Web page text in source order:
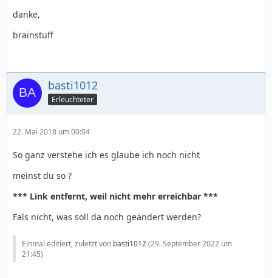
danke,
brainstuff
basti1012
Erleuchteter
22. Mai 2018 um 00:04
So ganz verstehe ich es glaube ich noch nicht
meinst du so ?
*** Link entfernt, weil nicht mehr erreichbar ***
Fals nicht, was soll da noch geändert werden?
Einmal editiert, zuletzt von basti1012(29. September 2022 um
21:45)